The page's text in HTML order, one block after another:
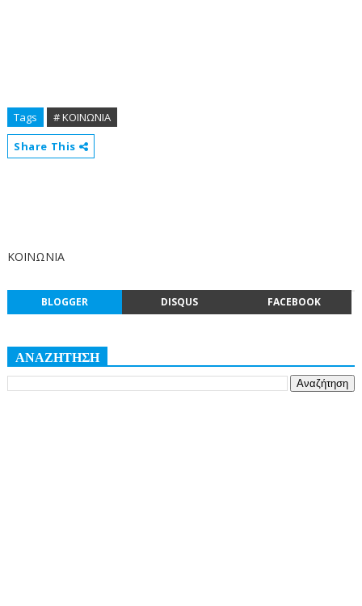
Tags
# ΚΟΙΝΩΝΙΑ
Share This
ΚΟΙΝΩΝΙΑ
BLOGGER DISQUS FACEBOOK
ΑΝΑΖΗΤΗΣΗ